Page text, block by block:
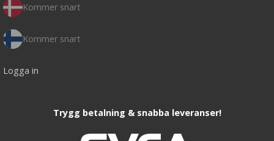
Kommer snart
Kommer snart
Logga in
Trygg betalning & snabba leveranser!